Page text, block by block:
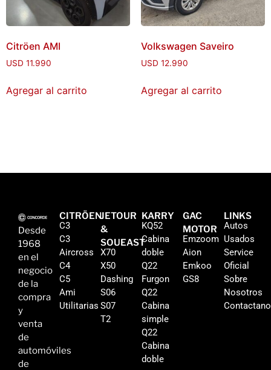
Citröen AMI
USD 11.990
Agregar al carrito
Volkswagen Saveiro
USD 12.990
Agregar al carrito
Desde
1968
en el
negocio
de la
compra
y
venta
de
automóviles
de
CITRÖEN
C3
C3
Aircross
C4
C5
Ami
Utilitarias
JETOUR
&
SOUEAST
X70
X50
Dashing
S06
S07
T2
KARRY
KQ52
Cabina
doble
Q22
Furgon
Q22
Cabina
simple
Q22
Cabina
doble
GAC
MOTOR
Emzoom
Aion
Emkoo
GS8
LINKS
Autos
Usados
Service
Oficial
Sobre
Nosotros